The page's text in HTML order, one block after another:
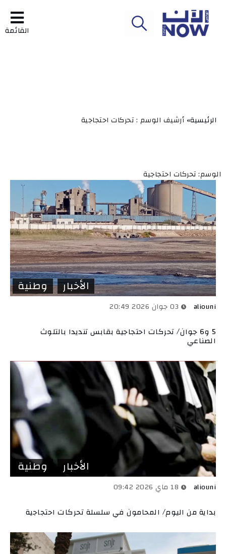
القائمة
الرئيسية» أرشيف الوسم : تحركات احتجاجية
الوسم: تحركات احتجاجية
الأخبار وطنية
aliouni
5 و6 جوان/ تحركات احتجاجية بقابس تنديدا بالتلوث
الصناعي
الأخبار وطنية
aliouni
بداية من اليوم/ المحامون في سلسلة تحركات احتجاجية